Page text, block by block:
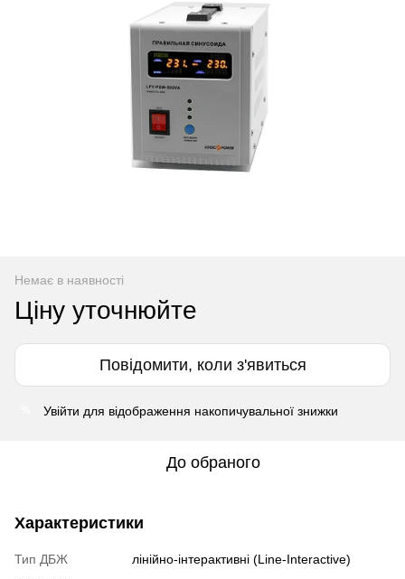
Немає в наявності
Ціну уточнюйте
Повідомити, коли з'явиться
Увійти для відображення накопичувальної знижки
До обраного
Характеристики
Тип ДБЖ
лінійно-інтерактивні (Line-Interactive)